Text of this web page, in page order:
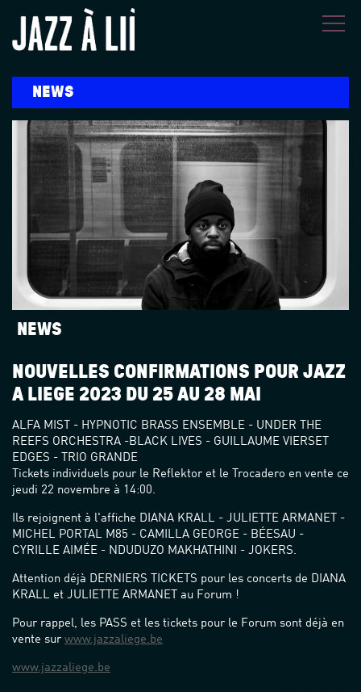
NEWS
NEWS
NOUVELLES CONFIRMATIONS POUR JAZZ
À LIÈGE 2023 DU 25 AU 28 MAI
ALFA MIST - HYPNOTIC BRASS ENSEMBLE - UNDER THE
REEFS ORCHESTRA -BLACK LIVES - GUILLAUME VIERSET
EDGES - TRIO GRANDE
Tickets individuels pour le Reflektor et le Trocadero en vente ce
jeudi 22 novembre à 14:00.
Ils rejoignent à l'affiche DIANA KRALL - JULIETTE ARMANET -
MICHEL PORTAL M85 - CAMILLA GEORGE - BÉESAU -
CYRILLE AIMÉE - NDUDUZO MAKHATHINI - JOKERS.
Attention déjà DERNIERS TICKETS pour les concerts de DIANA
KRALL et JULIETTE ARMANET au Forum !
Pour rappel, les PASS et les tickets pour le Forum sont déjà en
vente sur www.jazzaliege.be
www.jazzaliege.be